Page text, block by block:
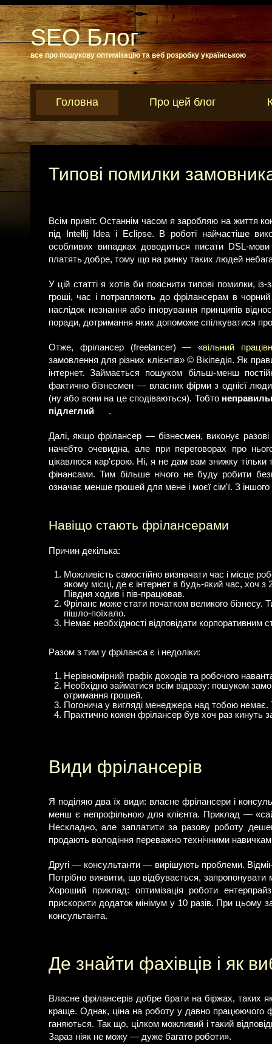
SEO Блог
все про пошукову оптимізацію та веб розробку українською
Головна Про цей блог
Типові помилки
Всім привіт. Останнім часом я заробляю на життя
під Intellij Idea і Eclipse. В роботі найчастіше
особливих випадках доводиться писати DSL-
платять добре, тому що на ринку таких людей
У цій статті я хотів би пояснити типові помилки,
гроші, час і потрапляють до фрілансерам в
наслідок незнання або ігнорування принципів
поради, дотримання яких допоможе спілкуватися
Отже, фрілансер (freelancer) — «вільний
замовлення для різних клієнтів» © Вікіпедія. Як
інтернет. Займається пошуком більш-менш
фактично бізнесмен — власник фірми з однієї
(ну або вони на це сподіваються). Тобто
підлеглий
.
Далі, якщо фрілансер — бізнесмен, виконує
начебто очевидна, але при переговорах про
цікавлюся кар'єрою. Ні, я не дам вам знижку
фінансами. Тим більше нічого не буду робити
означає менше грошей для мене і моєї сім'ї. З
Навіщо стають фрілансерами
Причин декілька:
Можливість самостійно визначати час і місце
якому місці, де є інтернет в будь-який час, хоч
Півдня ходив і пів-працював.
Фріланс може стати початком великого бізнесу.
пішло-поїхало.
Немає необхідності відповідати корпоративним
Разом з тим у фріланса є і недоліки:
Нерівномірний графік доходів та робочого
Необхідно займатися всім відразу: пошуком
отримання грошей.
Погонича у вигляді менеджера над тобою немає.
Практично кожен фрілансер був хоч раз кинуть
Види фрілансерів
Я поділяю два їх види: власне фрілансери і
менш є непрофільною для клієнта. Приклад —
Нескладно, але заплатити за разову роботу
продають володіння переважно технічними
Другі — консультанти — вирішують проблеми.
Потрібно виявити, що відбувається,
Хороший приклад: оптимізація роботи
прискорити додаток мінімум у 10 разів. При цьому
консультанта.
Де знайти фахівців і як
Власне фрілансерів добре брати на біржах, таких
краще. Однак, ціна на роботу у давно працюючого
ганяються. Так що, цілком можливий і такий
Зараз ніяк не можу — дуже багато роботи».